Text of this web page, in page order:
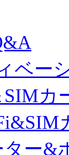
ベー
カ
ー&